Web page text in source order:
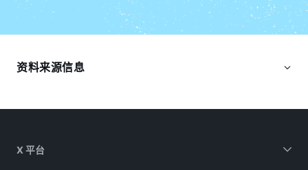
资料来源信息
X 平台